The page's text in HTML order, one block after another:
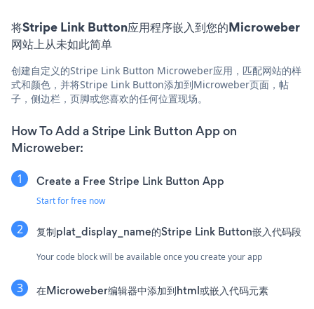
将Stripe Link Button应用程序嵌入到您的Microweber
网站上从未如此简单
创建自定义的Stripe Link Button Microweber应用，匹配网站的样
式和颜色，并将Stripe Link Button添加到Microweber页面，帖
子，侧边栏，页脚或您喜欢的任何位置现场。
How To Add a Stripe Link Button App on
Microweber:
Create a Free Stripe Link Button App
Start for free now
复制plat_display_name的Stripe Link Button嵌入代码段
Your code block will be available once you create your app
在Microweber编辑器中添加到html或嵌入代码元素